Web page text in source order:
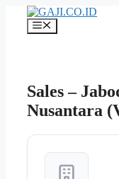
Langsung
Menu
Sales –
Nusantara